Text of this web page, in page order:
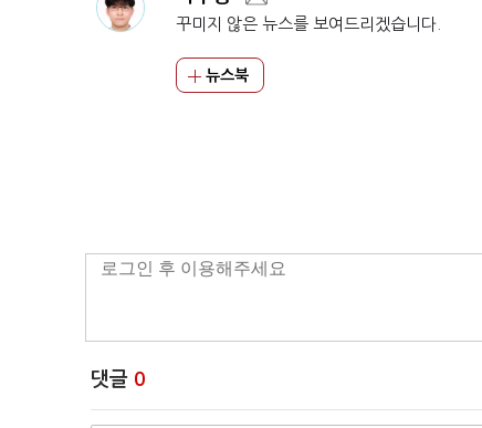
꾸미지 않은 뉴스를 보여드리겠습니다.
뉴스북
댓글 0